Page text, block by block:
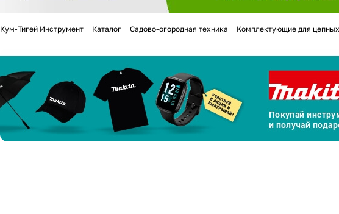
Кум-Тигей Инструмент Каталог Садово-огородная техника Комплектующие для
Для клиентов
на части
График